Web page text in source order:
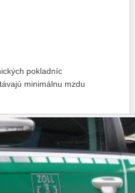
pokladníc
minimálnu mzdu